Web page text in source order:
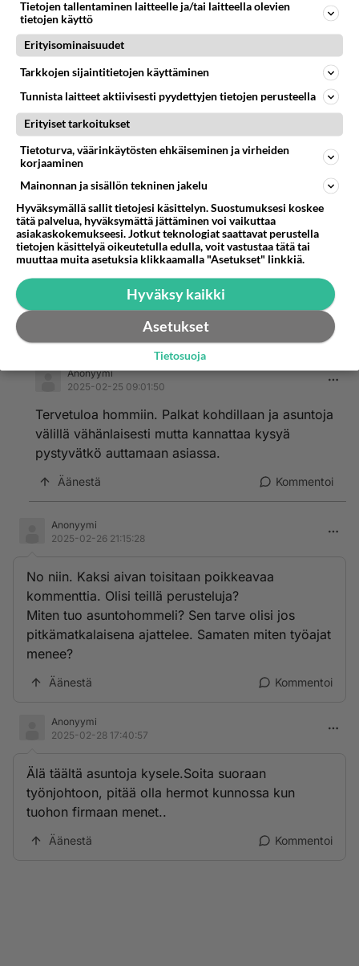
ketut.
Äänestä Kommentoi
Anonyymi
2025-02-24 22:04:05
Hartikainen ja Terrafame hakee koko ajan väkeä.
Minkälaista homma Hartikaisen asennuspuoli on?
Miten työaika ja palkka? Asuminen
pitkämatkalaiselle?
Äänestä Kommentoi
Anonyymi
Elä hyvä ihminen kusasekkaa tännepäin.
Anonyymi
2025-02-25 09:01:50
Tervetuloa hommiin. Palkat kohdillaan ja asuntoja
välillä vähänlaisesti mutta kannattaa kysyä
pystyvätkö auttamaan asiassa.
Äänestä Kommentoi
Anonyymi
2025-02-26 21:15:28
No niin. Kaksi aivan toisitaan poikkeavaa
kommenttia. Olisi teillä perusteluja?
Miten tuo asuntohommeli? Sen tarve olisi jos
pitkämatkalaisena ajattelee. Samaten miten työajat
menee?
Äänestä Kommentoi
Anonyymi
2025-02-28 17:40:57
Älä täältä asuntoja kysele.Soita suoraan
työnjohtoon, pitää olla hermot kunnossa kun
tuohon firmaan menet..
Äänestä Kommentoi
Tietojen tallentaminen laitteelle ja/tai laitteella olevien
tietojen käyttö
Erityisominaisuudet
Tarkkojen sijaintitietojen käyttäminen
Tunnista laitteet aktiivisesti pyydettyjen tietojen perusteella
Erityiset tarkoitukset
Tietoturva, väärinkäytösten ehkäiseminen ja virheiden
korjaaminen
Mainonnan ja sisällön tekninen jakelu
Hyväksymällä sallit tietojesi käsittelyn. Suostumuksesi koskee
tätä palvelua, hyväksymättä jättäminen voi vaikuttaa
asiakaskokemukseesi. Jotkut teknologiat saattavat perustella
tietojen käsittelyä oikeutetulla edulla, voit vastustaa tätä tai
muuttaa muita asetuksia klikkaamalla "Asetukset" linkkiä.
Hyväksy kaikki
Asetukset
Tietosuoja